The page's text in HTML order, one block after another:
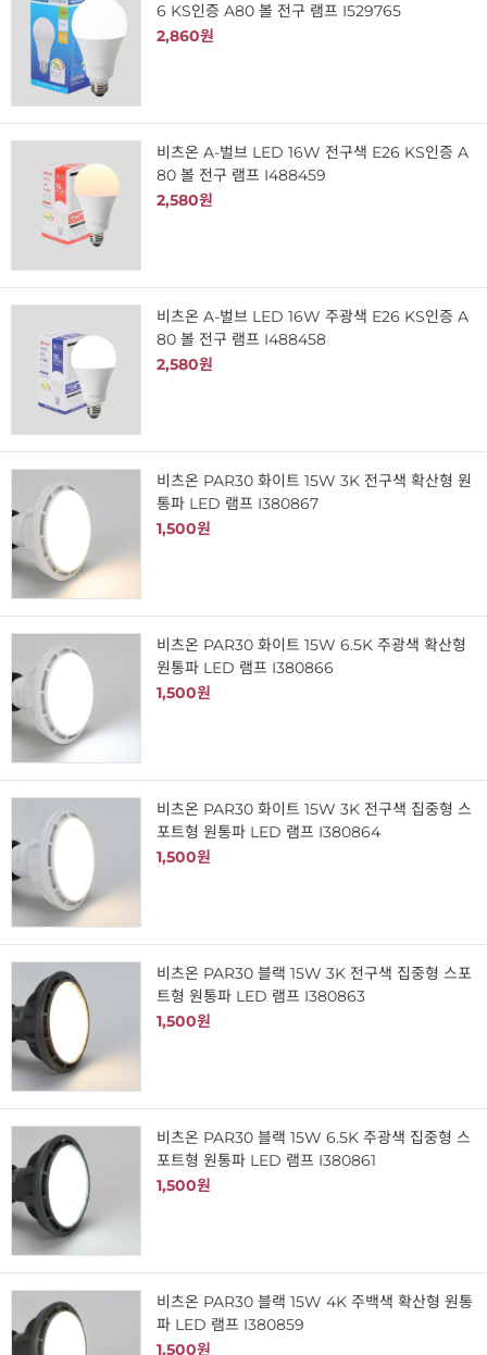
6 KS인증 A80 볼 전구 램프 I529765
2,860원
비츠온 A-벌브 LED 16W 전구색 E26 KS인증 A
80 볼 전구 램프 I488459
2,580원
비츠온 A-벌브 LED 16W 주광색 E26 KS인증 A
80 볼 전구 램프 I488458
2,580원
비츠온 PAR30 화이트 15W 3K 전구색 확산형 원
통파 LED 램프 I380867
1,500원
비츠온 PAR30 화이트 15W 6.5K 주광색 확산형
원통파 LED 램프 I380866
1,500원
비츠온 PAR30 화이트 15W 3K 전구색 집중형 스
포트형 원통파 LED 램프 I380864
1,500원
비츠온 PAR30 블랙 15W 3K 전구색 집중형 스포
트형 원통파 LED 램프 I380863
1,500원
비츠온 PAR30 블랙 15W 6.5K 주광색 집중형 스
포트형 원통파 LED 램프 I380861
1,500원
비츠온 PAR30 블랙 15W 4K 주백색 확산형 원통
파 LED 램프 I380859
1,500원